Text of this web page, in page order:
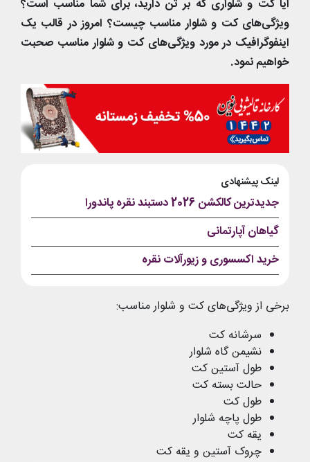
آیا کت و شلواری که بر تن دارید، برای شما مناسب است؟
ویژگی‌های کت و شلوار مناسب چیست؟ امروز در قالب یک
اینفوگرافیک در مورد ویژگی‌های کت و شلوار مناسب صحبت
خواهیم نمود.
لینک پیشنهادی
جدیدترین کالکشن 2026 دستبند نقره پاندورا
گیاهان آپارتمانی
خرید اکسسوری و زیورآلات نقره
برخی از ویژگی‌های کت و شلوار مناسب:
سرشانه کت
نشیمن گاه شلوار
طول آستین کت
حالت بسته کت
طول کت
طول پاچه شلوار
یقه کت
چروک آستین و یقه کت